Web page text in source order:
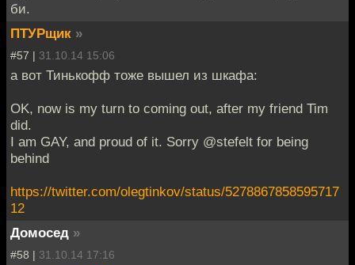
би.
ПТУРщик »
#57 | 31.10.14 15:06
а вот Тинькофф тоже вышел из шкафа:
OK, now is my turn to coming out, after my friend Tim
did.
I am GAY, and proud of it. Sorry @stefelt for being
behind
https://twitter.com/olegtinkov/status/5278867858595717
12
Домосед »
#58 | 31.10.14 17:16